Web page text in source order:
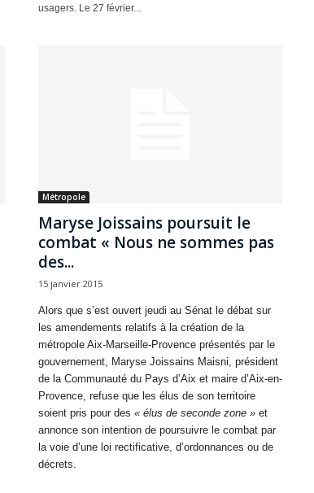
usagers. Le 27 février...
Métropole
Maryse Joissains poursuit le
combat « Nous ne sommes pas
des...
15 janvier 2015
Alors que s’est ouvert jeudi au Sénat le débat sur
les amendements relatifs à la création de la
métropole Aix-Marseille-Provence présentés par le
gouvernement, Maryse Joissains Maisni, président
de la Communauté du Pays d’Aix et maire d’Aix-en-
Provence, refuse que les élus de son territoire
soient pris pour des « élus de seconde zone »et
annonce son intention de poursuivre le combat par
la voie d’une loi rectificative, d’ordonnances ou de
décrets.